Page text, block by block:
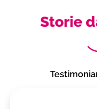
Storie